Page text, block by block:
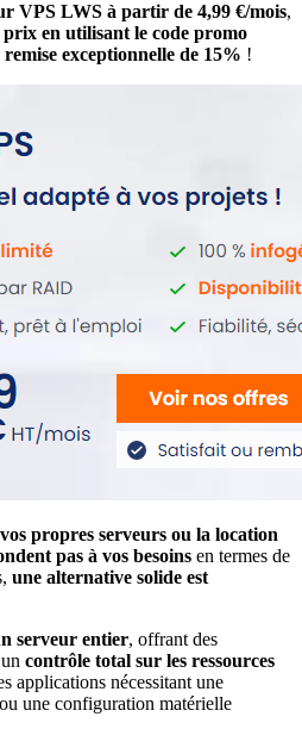
VPS LWS à partir de 4,99 €/mois,
en utilisant le code promo
remise exceptionnelle de 15% !
propres serveurs ou la location
pas à vos besoins en termes de
une alternative solide est
serveur entier, offrant des
contrôle total sur les ressources
applications nécessitant une
une configuration matérielle